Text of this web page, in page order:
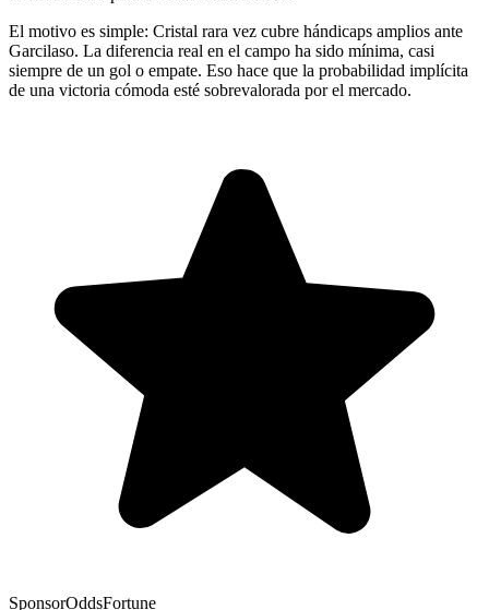
El motivo es simple: Cristal rara vez cubre hándicaps amplios ante
Garcilaso. La diferencia real en el campo ha sido mínima, casi
siempre de un gol o empate. Eso hace que la probabilidad implícita
de una victoria cómoda esté sobrevalorada por el mercado.
SponsorOddsFortune